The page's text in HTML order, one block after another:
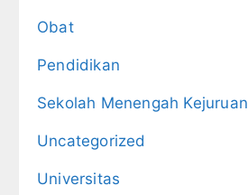
Obat
Pendidikan
Sekolah Menengah Kejuruan
Uncategorized
Universitas